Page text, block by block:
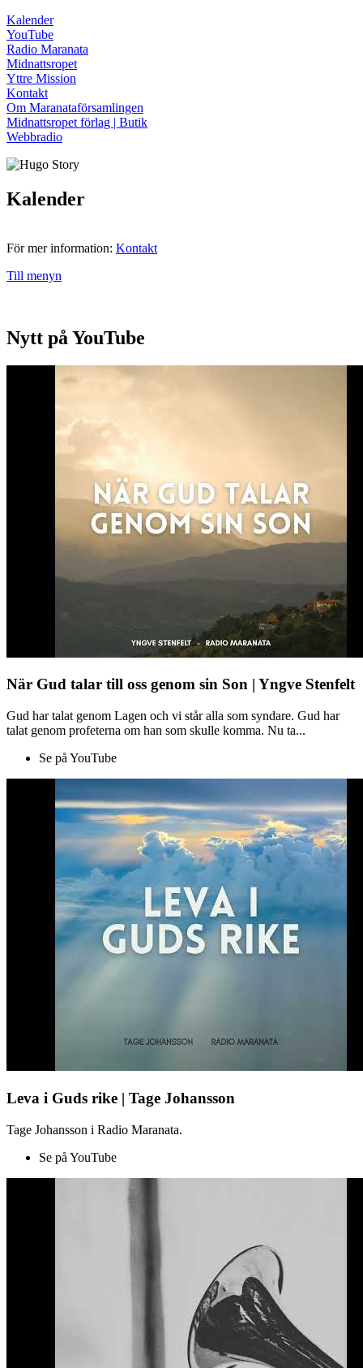
Kalender
YouTube
Radio Maranata
Midnattsropet
Yttre Mission
Kontakt
Om Maranataförsamlingen
Midnattsropet förlag | Butik
Webbradio
Kalender
För mer information: Kontakt
Till menyn
Nytt på YouTube
När Gud talar till oss genom sin Son | Yngve Stenfelt
Gud har talat genom Lagen och vi står alla som syndare. Gud har
talat genom profeterna om han som skulle komma. Nu ta...
Se på YouTube
Leva i Guds rike | Tage Johansson
Tage Johansson i Radio Maranata.
Se på YouTube